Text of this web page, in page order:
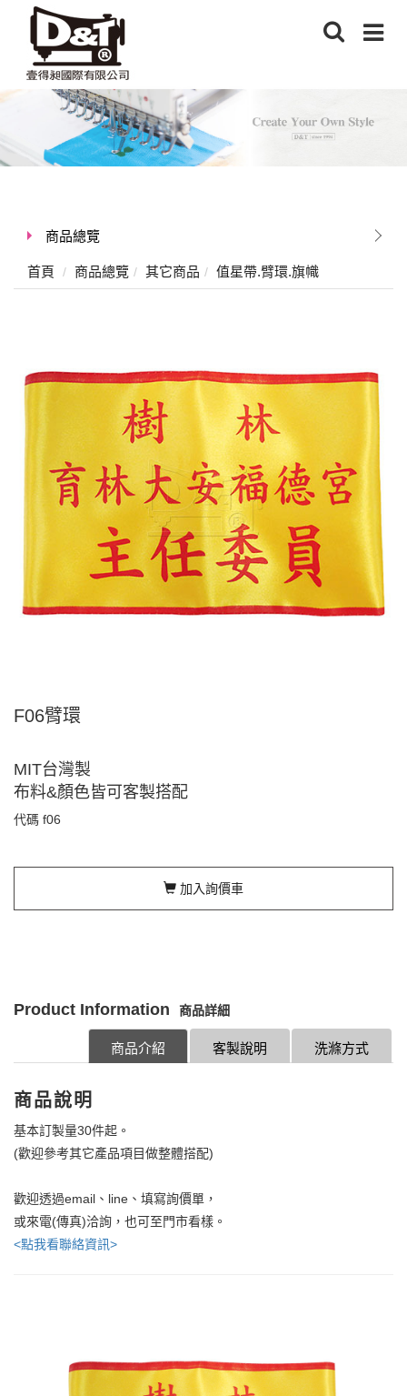
商品總覽
首頁 商品總覽 其它商品 值星帶.臂環.旗幟
F06臂環
MIT台灣製
布料&顏色皆可客製搭配
代碼 f06
加入詢價車
Product Information 商品詳細
洗滌方式
客製說明
商品介紹
商品說明
基本訂製量30件起。
(歡迎參考其它產品項目做整體搭配)
歡迎透過email、line、填寫詢價單，
或來電(傳真)洽詢，也可至門市看樣。
<點我看聯絡資訊>